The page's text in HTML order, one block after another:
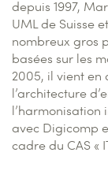
depuis 1997,
UML de Suisse
nombreux gros
basées sur les
2005, il vient en
l’architecture
l’harmonisation
avec Digicomp
cadre du CAS «